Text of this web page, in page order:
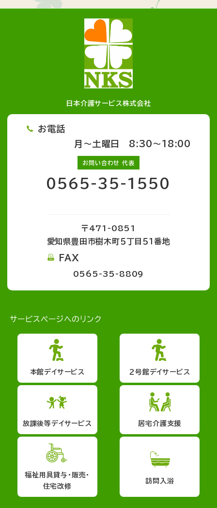
日本介護サービス株式会社
お電話
月～土曜日 8:30～18:00
お問い合わせ 代表
0565-35-1550
〒471-0851
愛知県豊田市樹木町５丁目５１番地
FAX
0565-35-8809
サービスページへのリンク
本館デイサービス ２号館デイサービス
放課後等デイサービス 居宅介護支援
福祉用具貸与・販売・
住宅改修
訪問入浴